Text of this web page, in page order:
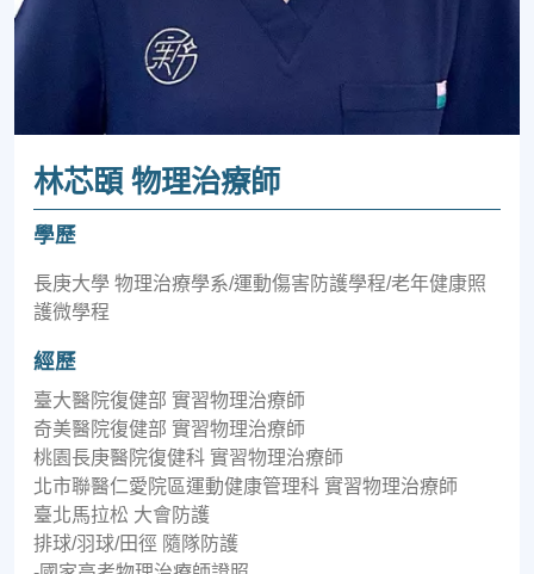
林芯頣 物理治療師
學歷
長庚大學 物理治療學系/運動傷害防護學程/老年健康照
護微學程
經歷
臺大醫院復健部 實習物理治療師
奇美醫院復健部 實習物理治療師
桃園長庚醫院復健科 實習物理治療師
北市聯醫仁愛院區運動健康管理科 實習物理治療師
臺北馬拉松 大會防護
排球/羽球/田徑 隨隊防護